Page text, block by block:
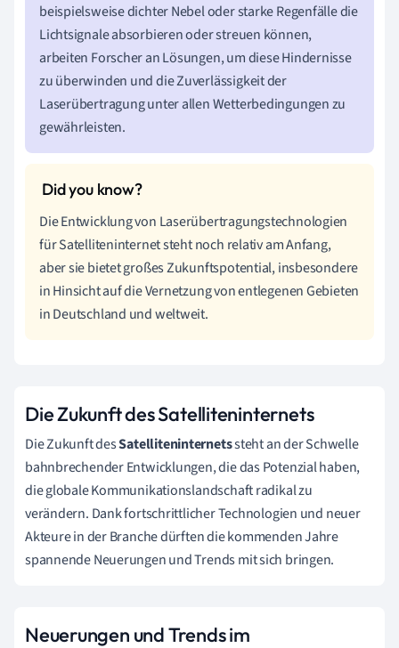
beispielsweise dichter Nebel oder starke Regenfälle die
Lichtsignale absorbieren oder streuen können,
arbeiten Forscher an Lösungen, um diese Hindernisse
zu überwinden und die Zuverlässigkeit der
Laserübertragung unter allen Wetterbedingungen zu
gewährleisten.
Die Entwicklung von Laserübertragungstechnologien
für Satelliteninternet steht noch relativ am Anfang,
aber sie bietet großes Zukunftspotential, insbesondere
in Hinsicht auf die Vernetzung von entlegenen Gebieten
in Deutschland und weltweit.
Die Zukunft des Satelliteninternets
Die Zukunft desSatelliteninternetssteht an der Schwelle
bahnbrechender Entwicklungen, die das Potenzial haben,
die globale Kommunikationslandschaft radikal zu
verändern. Dank fortschrittlicher Technologien und neuer
Akteure in der Branche dürften die kommenden Jahre
spannende Neuerungen und Trends mit sich bringen.
Neuerungen und Trends im